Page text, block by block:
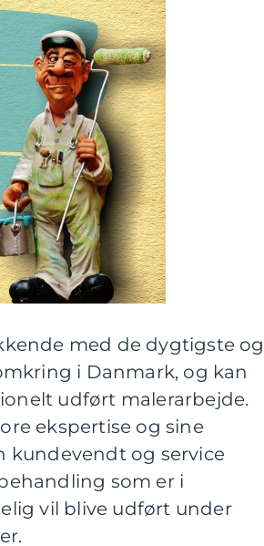
med de dygtigste og
i Danmark, og kan
udført malerarbejde.
ekspertise og sine
kundevendt og service
som er i
vil blive udført under